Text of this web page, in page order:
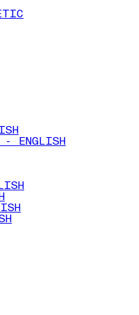
- ENGLISH